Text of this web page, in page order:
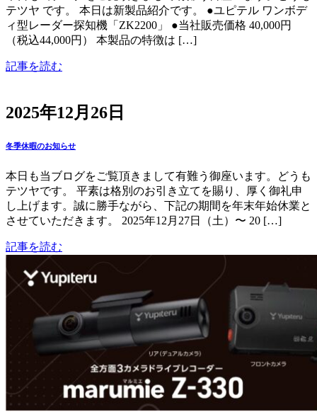
テツヤ です。 本日は新製品紹介です。 ●ユピテル ワンボデ
ィ型レーダー探知機「ZK2200」 ●当社販売価格 40,000円
（税込44,000円） 本製品の特徴は […]
記事を読む
2025年12月26日
冬季休暇のお知らせ
本日も当ブログをご覧頂きまして有難う御座います。どうも
テツヤです。 平素は格別のお引き立てを賜り、厚く御礼申
し上げます。誠に勝手ながら、下記の期間を年末年始休業と
させていただきます。 2025年12月27日（土）〜 20 […]
記事を読む